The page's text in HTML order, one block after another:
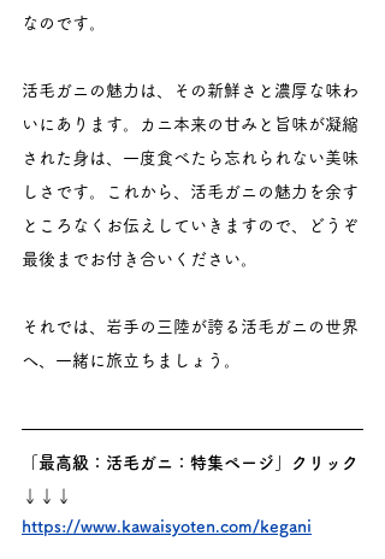
なのです。
活毛ガニの魅力は、その新鮮さと濃厚な味わ
いにあります。カニ本来の甘みと旨味が凝縮
された身は、一度食べたら忘れられない美味
しさです。これから、活毛ガニの魅力を余す
ところなくお伝えしていきますので、どうぞ
最後までお付き合いください。
それでは、岩手の三陸が誇る活毛ガニの世界
へ、一緒に旅立ちましょう。
「最高級：活毛ガニ：特集ページ」クリック
↓↓↓
https://www.kawaisyoten.com/kegani